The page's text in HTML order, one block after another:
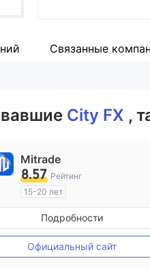
Компания
Связанные
City FX ,
Mitrade
8.57 Рейтинг
15-20 лет
Регулирование в Австралия
Маркет-Мейкинг (MM)
Самостоятельное изучение
Подробности
Официальный сайт